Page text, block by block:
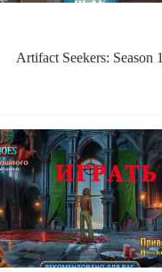
Artifact Seekers: Season 1